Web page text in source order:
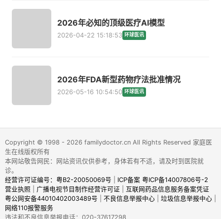
2026年必知的顶级医疗AI模型
2026-04-22 15:18:53 环球医讯
2026年FDA新型药物疗法批准情况
2026-05-16 10:54:50 环球医讯
Copyright © 1998 - 2026 familydoctor.cn All Rights Reserved 家庭医
生在线版权所有
本网站敬告网民：网站资讯仅供参考，身体若有不适，请及时到医院就
诊。
经营许可证编号：粤B2-20050069号
ICP备案 粤ICP备14007806号-2
营业执照
广播电视节目制作经营许可证
互联网药品信息服务备案凭证
粤公网安备44010402003489号
不良信息举报中心| 垃圾信息举报中心|
网络110报警服务
违法和不良信息举报电话：020-37617298